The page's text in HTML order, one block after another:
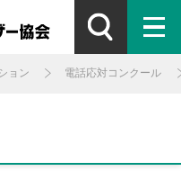
ョン 電話応対コンクール